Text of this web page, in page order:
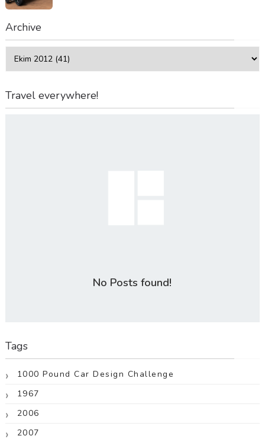
Archive
Travel everywhere!
No Posts found!
Tags
1000 Pound Car Design Challenge
1967
2006
2007